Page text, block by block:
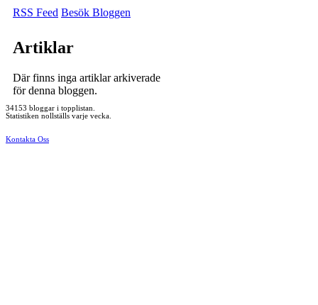
RSS Feed Besök Bloggen
Artiklar
Där finns inga artiklar arkiverade
för denna bloggen.
34153 bloggar i topplistan.
Statistiken nollställs varje vecka.
Kontakta Oss